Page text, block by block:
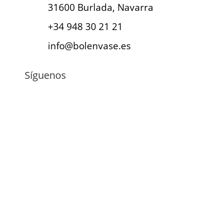
31600 Burlada, Navarra
+34 948 30 21 21
info@bolenvase.es
Síguenos